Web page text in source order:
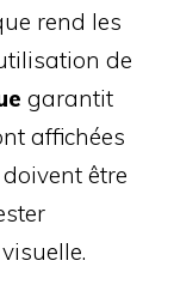
rend les
de
garantit
affichées
être